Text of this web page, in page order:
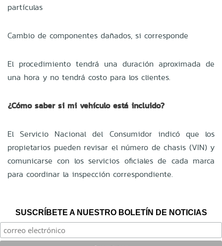
partículas
Cambio de componentes dañados, si corresponde
El procedimiento tendrá una duración aproximada de
una hora y no tendrá costo para los clientes.
¿Cómo saber si mi vehículo está incluido?
El Servicio Nacional del Consumidor indicó que los
propietarios pueden revisar el número de chasis (VIN) y
comunicarse con los servicios oficiales de cada marca
para coordinar la inspección correspondiente.
SUSCRÍBETE A NUESTRO BOLETÍN DE NOTICIAS